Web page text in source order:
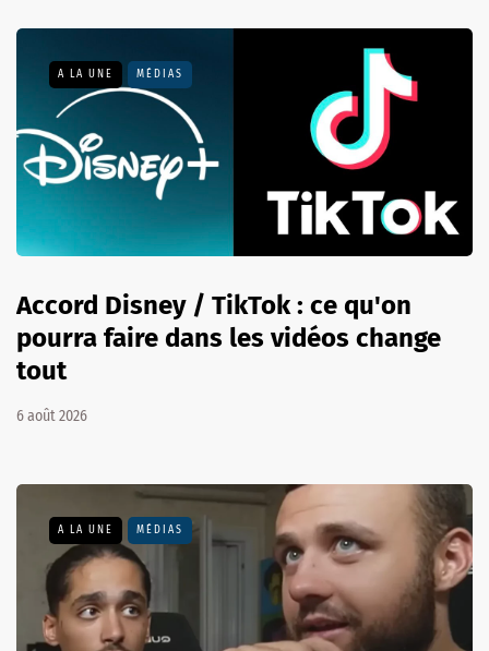
A LA UNE MÉDIAS
Accord Disney / TikTok : ce qu'on
pourra faire dans les vidéos change
tout
6 août 2026
A LA UNE MÉDIAS